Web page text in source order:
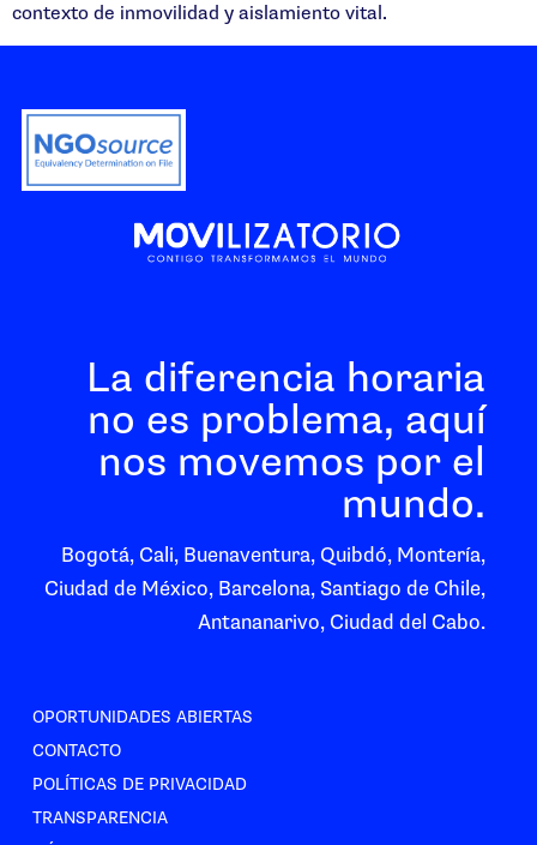
contexto de inmovilidad y aislamiento vital.
OPORTUNIDADES ABIERTAS
CONTACTO
POLÍTICAS DE PRIVACIDAD
TRANSPARENCIA
La diferencia horaria
no es problema, aquí
nos movemos por el
mundo.
Bogotá, Cali, Buenaventura, Quibdó, Montería,
Ciudad de México, Barcelona, Santiago de Chile,
Antananarivo, Ciudad del Cabo.